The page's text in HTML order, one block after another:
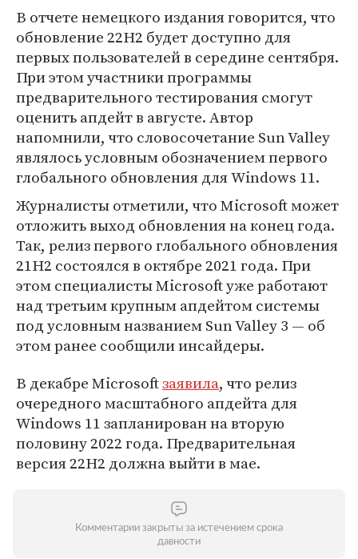
В отчете немецкого издания говорится, что
обновление 22H2 будет доступно для
первых пользователей в середине сентября.
При этом участники программы
предварительного тестирования смогут
оценить апдейт в августе. Автор
напомнили, что словосочетание Sun Valley
являлось условным обозначением первого
глобального обновления для Windows 11.
Журналисты отметили, что Microsoft может
отложить выход обновления на конец года.
Так, релиз первого глобального обновления
21H2 состоялся в октябре 2021 года. При
этом специалисты Microsoft уже работают
над третьим крупным апдейтом системы
под условным названием Sun Valley 3 — об
этом ранее сообщили инсайдеры.
В декабре Microsoftзаявила, что релиз
очередного масштабного апдейта для
Windows 11 запланирован на вторую
половину 2022 года. Предварительная
версия 22H2 должна выйти в мае.
Комментарии закрыты за истечением срока
давности